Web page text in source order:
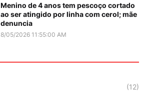
Menino de 4 anos tem pescoço cortado
ao ser atingido por linha com cerol; mãe
denuncia
8/05/2026 11:55:00 AM
(12)